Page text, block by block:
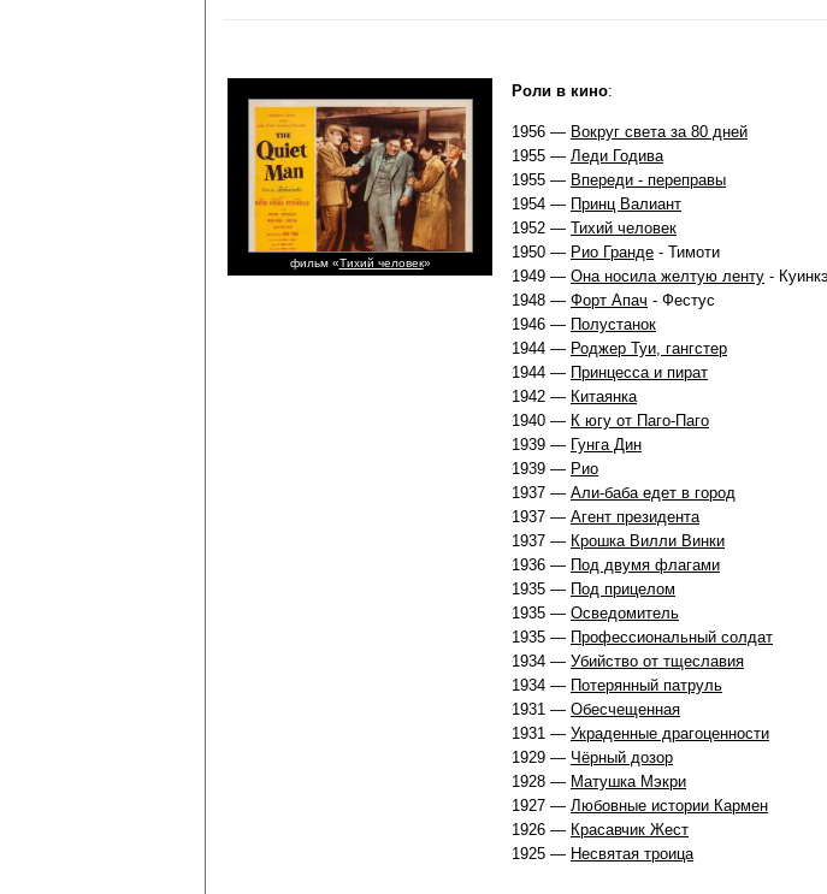
фильм «Тихий человек»
Роли в кино:
1956 — Вокруг света за 80 дней
1955 — Леди Годива
1955 — Впереди - переправы
1954 — Принц Валиант
1952 — Тихий человек
1950 — Рио Гранде - Тимоти
1949 — Она носила желтую ленту -
1948 — Форт Апач - Фестус
1946 — Полустанок
1944 — Роджер Туи, гангстер
1944 — Принцесса и пират
1942 — Китаянка
1940 — К югу от Паго-Паго
1939 — Гунга Дин
1939 — Рио
1937 — Али-баба едет в город
1937 — Агент президента
1937 — Крошка Вилли Винки
1936 — Под двумя флагами
1935 — Под прицелом
1935 — Осведомитель
1935 — Профессиональный солдат
1934 — Убийство от тщеславия
1934 — Потерянный патруль
1931 — Обесчещенная
1931 — Украденные драгоценности
1929 — Чёрный дозор
1928 — Матушка Мэкри
1927 — Любовные истории Кармен
1926 — Красавчик Жест
1925 — Несвятая троица